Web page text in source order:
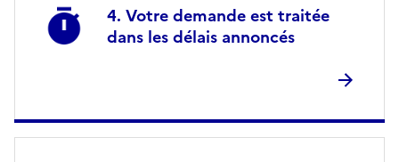
Votre demande est traitée
dans les délais annoncés